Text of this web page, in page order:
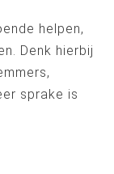
helpen,
Denk hierbij
sprake is